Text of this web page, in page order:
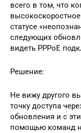
всего в том, что
статусе
следующих
видеть PPPoE
Решение:
Не вижу другого
точку доступа
обновления и с
помощью команд